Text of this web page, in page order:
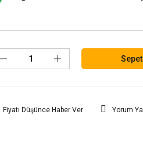
Fiyatı Düşünce Haber Ver Yorum